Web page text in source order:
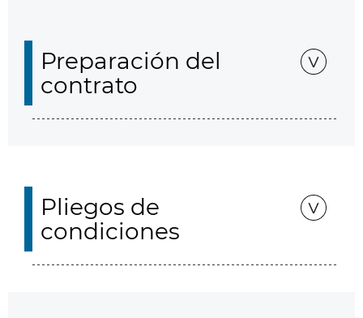
Preparación del
contrato
Pliegos de
condiciones